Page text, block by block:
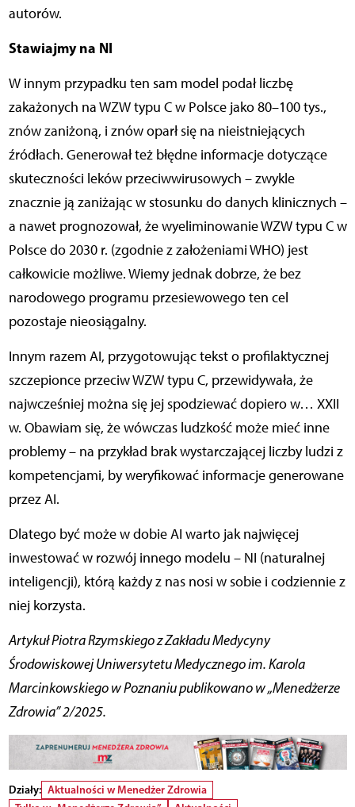
autorów.
Stawiajmy na NI
W innym przypadku ten sam model podał liczbę
zakażonych na WZW typu C w Polsce jako 80–100 tys.,
znów zaniżoną, i znów oparł się na nieistniejących
źródłach. Generował też błędne informacje dotyczące
skuteczności leków przeciwwirusowych – zwykle
znacznie ją zaniżając w stosunku do danych klinicznych –
a nawet prognozował, że wyeliminowanie WZW typu C w
Polsce do 2030 r. (zgodnie z założeniami WHO) jest
całkowicie możliwe. Wiemy jednak dobrze, że bez
narodowego programu przesiewowego ten cel
pozostaje nieosiągalny.
Innym razem AI, przygotowując tekst o profilaktycznej
szczepionce przeciw WZW typu C, przewidywała, że
najwcześniej można się jej spodziewać dopiero w… XXII
w. Obawiam się, że wówczas ludzkość może mieć inne
problemy – na przykład brak wystarczającej liczby ludzi z
kompetencjami, by weryfikować informacje generowane
przez AI.
Dlatego być może w dobie AI warto jak najwięcej
inwestować w rozwój innego modelu – NI (naturalnej
inteligencji), którą każdy z nas nosi w sobie i codziennie z
niej korzysta.
Artykuł Piotra Rzymskiego z Zakładu Medycyny
Środowiskowej Uniwersytetu Medycznego im. Karola
Marcinkowskiego w Poznaniupublikowano w „Menedżerze
Zdrowia” 2/2025.
Działy: Aktualności w Menedżer Zdrowia